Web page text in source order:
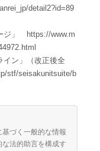
detail2?id=89
ジ」 https://www.m
イン」（改正後全
stf/seisakunitsuite/b
づく一般的な情報
法的助言を構成す